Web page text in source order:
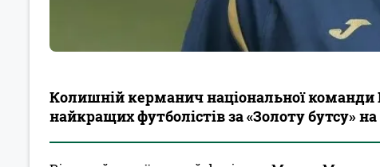
Колишній керманич національної
найкращих футболістів за «Золоту бутсу»